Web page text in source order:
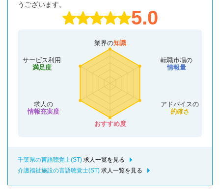
うございます。
5.0
業界の知識
転職市場の
情報量
アドバイスの
的確さ
おすすめ度
サービス利用
満足度
求人の
情報充実度
千葉県の言語聴覚士(ST) 求人一覧を見る
介護福祉施設の言語聴覚士(ST) 求人一覧を見る